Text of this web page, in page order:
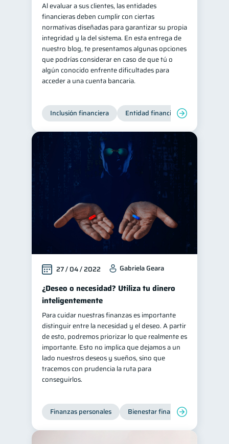
Doble sueldo 1
Gasto responsable
información financiera 1
Al evaluar a sus clientes, las entidades
financieras deben cumplir con ciertas
normativas diseñadas para garantizar su propia
integridad y la del sistema. En esta entrega de
nuestro blog, te presentamos algunas opciones
que podrías considerar en caso de que tú o
algún conocido enfrente dificultades para
acceder a una cuenta bancaria.
Inclusión financiera Entidad financiera
27 / 04 / 2022 Gabriela Geara
¿Deseo o necesidad? Utiliza tu dinero
inteligentemente
Para cuidar nuestras finanzas es importante
distinguir entre la necesidad y el deseo. A partir
de esto, podremos priorizar lo que realmente es
importante. Esto no implica que dejamos a un
lado nuestros deseos y sueños, sino que
tracemos con prudencia la ruta para
conseguirlos.
Finanzas personales Bienestar financiero